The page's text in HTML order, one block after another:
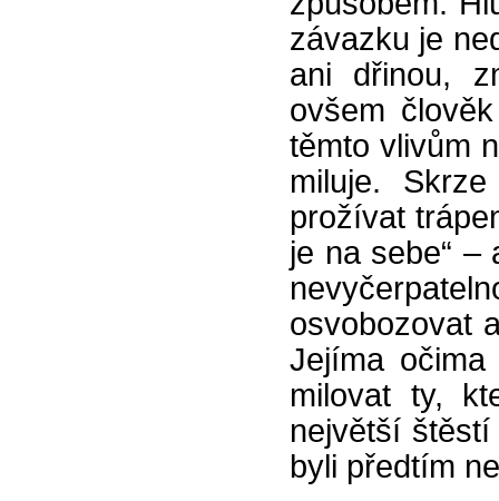
závazku je
ani dřinou,
ovšem
těmto vlivům
miluje.
prožívat
je na sebe“
osvobozovat
Jejíma
milovat ty,
největší
byli předtím